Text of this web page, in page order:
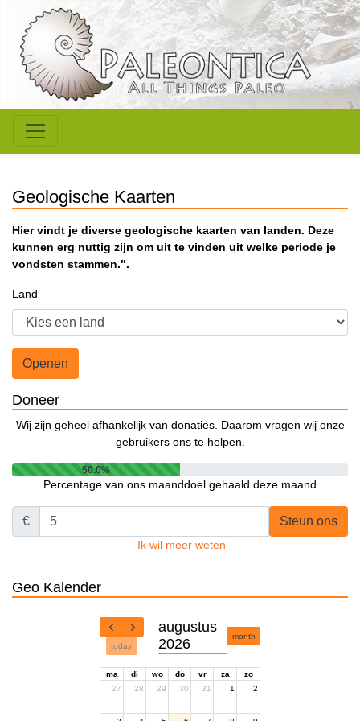
Geologische Kaarten
Hier vindt je diverse geologische kaarten van landen. Deze
kunnen erg nuttig zijn om uit te vinden uit welke periode je
vondsten stammen.".
Land
Openen
Doneer
Wij zijn geheel afhankelijk van donaties. Daarom vragen wij onze
gebruikers ons te helpen.
50.0%
Percentage van ons maanddoel gehaald deze maand
€ Steun ons
Ik wil meer weten
Geo Kalender
today
augustus
2026
month
ma di wo do vr za
zo
27
28 29 30 31 1 2